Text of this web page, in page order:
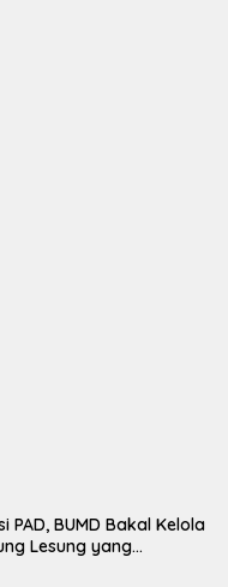
PAD, BUMD Bakal Kelola
Lesung yang